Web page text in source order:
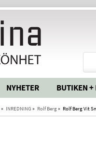
NYHETER BUTIKEN +
» INREDNING » Rolf Berg» Rolf Berg Vit